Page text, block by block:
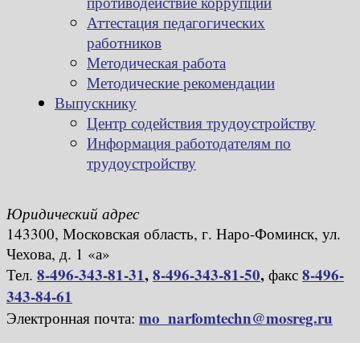
Аттестация педагогических
работников
Методическая работа
Методические рекомендации
Выпускнику
Центр содействия трудоустройству
Информация работодателям по
трудоустройству
Юридический адрес
143300, Московская область, г. Наро-Фоминск, ул.
Чехова, д. 1 «а»
Тел. 8-496-343-81-31,8-496-343-81-50, факс 8-496-
343-84-61
Электронная почта: mo_narfomtechn@mosreg.ru